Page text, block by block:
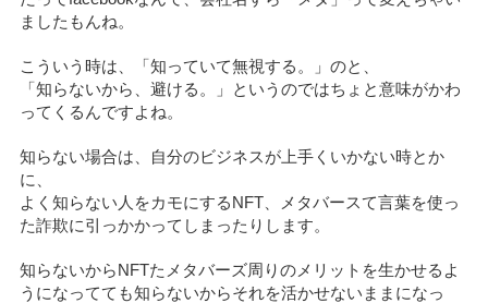
ましたもんね。
こういう時は、「知っていて無視する。」のと、
「知らないから、避ける。」というのではちょと意味がかわ
ってくるんですよね。
知らない場合は、自分のビジネスが上手くいかない時とか
に、
よく知らない人をカモにするNFT、メタバースて言葉を使っ
た詐欺に引っかかってしまったりします。
知らないからNFTたメタバーズ周りのメリットを生かせるよ
うになってても知らないからそれを活かせないままになっ